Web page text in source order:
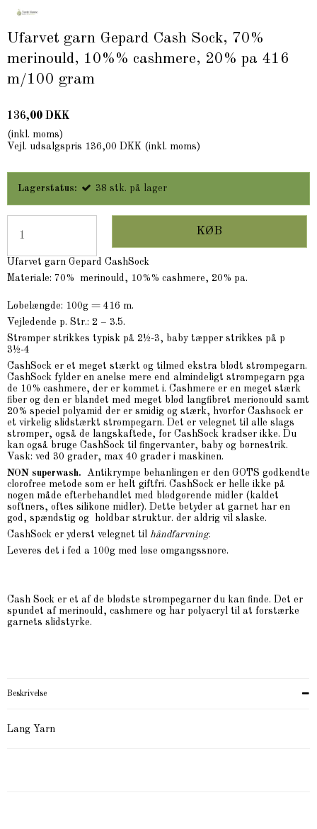
Ufarvet garn Gepard Cash Sock, 70%
merinould, 10%% cashmere, 20% pa 416
m/100 gram
136,00 DKK
(inkl. moms)
Vejl. udsalgspris 136,00 DKK (inkl. moms)
Lagerstatus: 38 stk. på lager
KØB
Ufarvet garn Gepard CashSock
Materiale: 70% merinould, 10%% cashmere, 20% pa.
Løbelængde: 100g = 416 m.
Vejledende p. Str.: 2 – 3.5.
Strømper strikkes typisk på 2½-3, baby tæpper strikkes på p
3½-4
CashSock er et meget stærkt og tilmed ekstra blødt strømpegarn.
CashSock fylder en anelse mere end almindeligt strømpegarn pga
de 10% cashmere, der er kommet i. Cashmere er en meget stærk
fiber og den er blandet med meget blød langfibret merionould samt
20% speciel polyamid der er smidig og stærk, hvorfor Cashsock er
et virkelig slidstærkt strømpegarn. Det er velegnet til alle slags
strømper, også de langskaftede, for CashSock kradser ikke. Du
kan også bruge CashSock til fingervanter, baby og børnestrik.
Vask: ved 30 grader, max 40 grader i maskinen.
NON superwash. Antikrympe behanlingen er den GOTS godkendte
clorofree metode som er helt giftfri. CashSock er helle ikke på
nogen måde efterbehandlet med blødgørende midler (kaldet
softners, oftes silikone midler). Dette betyder at garnet har en
god, spændstig og holdbar struktur. der aldrig vil slaske.
CashSock er yderst velegnet til håndfarvning.
Leveres det i fed a 100g med løse omgangssnore.
Cash Sock er et af de blødste strømpegarner du kan finde. Det er
spundet af merinould, cashmere og har polyacryl til at forstærke
garnets slidstyrke.
Beskrivelse
Lang Yarn